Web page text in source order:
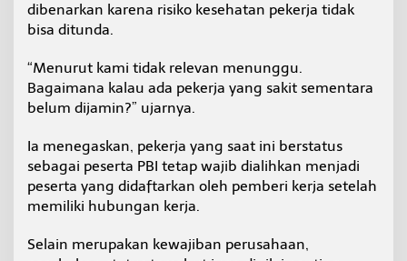
dibenarkan karena risiko kesehatan pekerja tidak
bisa ditunda.
“Menurut kami tidak relevan menunggu.
Bagaimana kalau ada pekerja yang sakit sementara
belum dijamin?” ujarnya.
Ia menegaskan, pekerja yang saat ini berstatus
sebagai peserta PBI tetap wajib dialihkan menjadi
peserta yang didaftarkan oleh pemberi kerja setelah
memiliki hubungan kerja.
Selain merupakan kewajiban perusahaan,